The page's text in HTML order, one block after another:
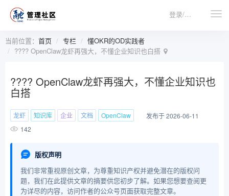
登录/注册
当前位置： 首页 专栏
懂OKR的OD实践者
???? OpenClaw龙虾再强大，不懂企业知识也白搭
???? OpenClaw龙虾再强大，不懂企业知识也
白搭
龙虾 知识库 企业 文档 OpenClaw
发布于 2026-06-11
142
版权声明
我们非常重视原创文章，为尊重知识产权并避免潜在的版权问
题，我们在此提供文章的摘要供您初步了解。如果您想要查阅更
为详尽的内容，访问作者的公众号页面获取完整文章。